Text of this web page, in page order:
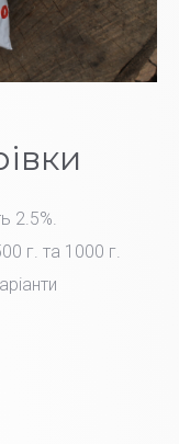
2.5%.
г. та 1000 г.